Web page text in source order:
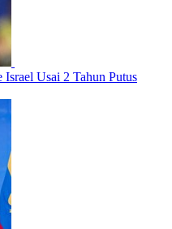
Usai 2 Tahun Putus